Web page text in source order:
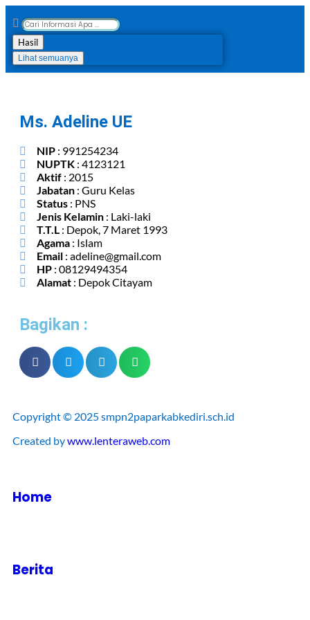
Hasil
Lihat semuanya
Ms. Adeline UE
NIP : 991254234
NUPTK : 4123121
Aktif : 2015
Jabatan : Guru Kelas
Status : PNS
Jenis Kelamin : Laki-laki
T.T.L : Depok, 7 Maret 1993
Agama : Islam
Email : adeline@gmail.com
HP : 08129494354
Alamat : Depok Citayam
Bagikan :
Copyright © 2025 smpn2paparkabkediri.sch.id
Created bywww.lenteraweb.com
Home
Berita